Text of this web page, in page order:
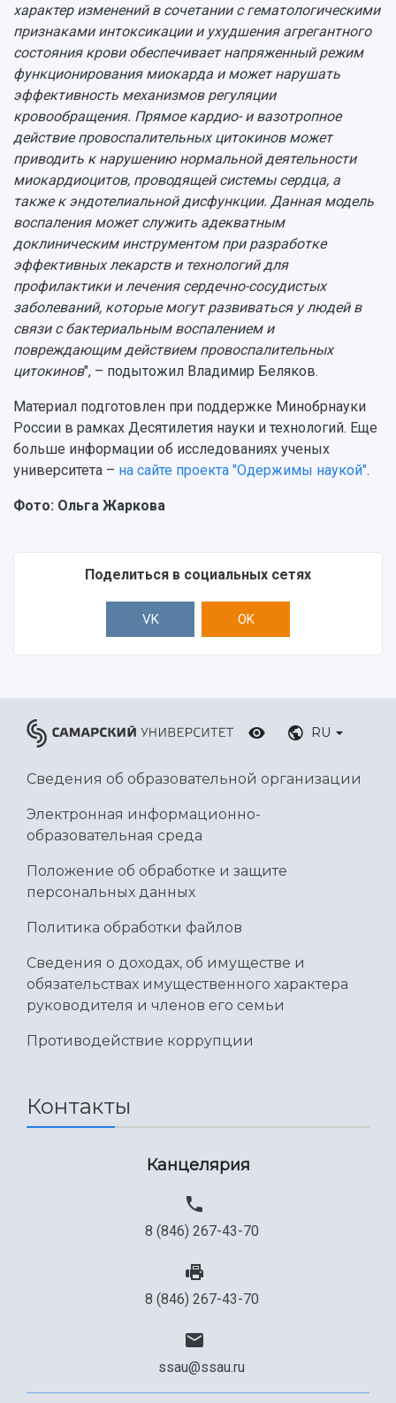
характер изменений в сочетании с гематологическими
признаками интоксикации и ухудшения агрегантного
состояния крови обеспечивает напряженный режим
функционирования миокарда и может нарушать
эффективность механизмов регуляции
кровообращения. Прямое кардио- и вазотропное
действие провоспалительных цитокинов может
приводить к нарушению нормальной деятельности
миокардиоцитов, проводящей системы сердца, а
также к эндотелиальной дисфункции. Данная модель
воспаления может служить адекватным
доклиническим инструментом при разработке
эффективных лекарств и технологий для
профилактики и лечения сердечно-сосудистых
заболеваний, которые могут развиваться у людей в
связи с бактериальным воспалением и
повреждающим действием провоспалительных
цитокинов", – подытожил Владимир Беляков.
Материал подготовлен при поддержке Минобрнауки
России в рамках Десятилетия науки и технологий. Еще
больше информации об исследованиях ученых
университета – на сайте проекта "Одержимы наукой".
Фото: Ольга Жаркова
Поделиться в социальных сетях
VK OK
RU
Сведения об образовательной организации
Электронная информационно-
образовательная среда
Положение об обработке и защите
персональных данных
Политика обработки файлов
Сведения о доходах, об имуществе и
обязательствах имущественного характера
руководителя и членов его семьи
Противодействие коррупции
Контакты
Канцелярия
8 (846) 267-43-70
8 (846) 267-43-70
ssau@ssau.ru